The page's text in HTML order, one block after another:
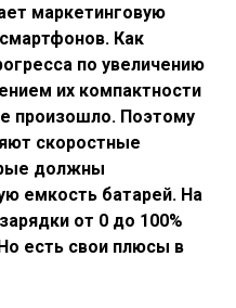
маркетинговую
Как
по увеличению
их компактности
произошло. Поэтому
скоростные
должны
емкость батарей. На
от 0 до 100%
есть свои плюсы в